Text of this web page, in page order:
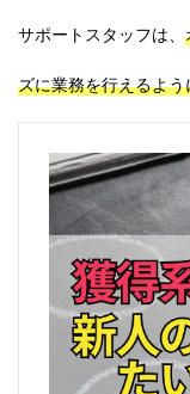
サポートスタッフは、
ズに業務を行えるよ